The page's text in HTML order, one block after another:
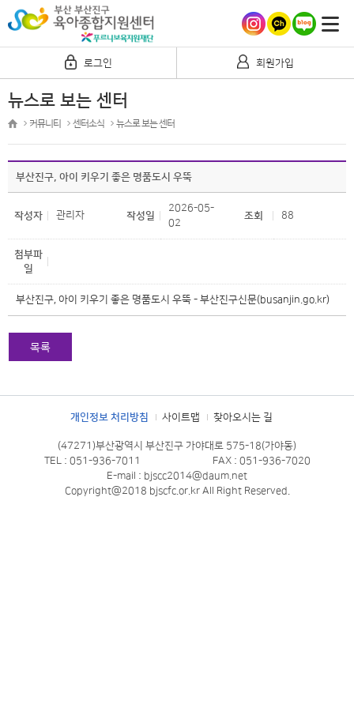
로그인 회원가입
뉴스로 보는 센터
커뮤니티 센터소식 뉴스로 보는 센터
부산진구, 아이 키우기 좋은 명품도시 우뚝
작성자 관리자 작성일
2026-05-
02
조회 88
첨부파
일
부산진구, 아이 키우기 좋은 명품도시 우뚝 - 부산진구신문(busanjin.go.kr)
목록
개인정보 처리방침 사이트맵 찾아오시는 길
(47271)부산광역시 부산진구 가야대로 575-18(가야동)
TEL : 051-936-7011
FAX : 051-936-7020
E-mail : bjscc2014@daum.net
Copyright@2018 bjscfc.or.kr All Right Reserved.